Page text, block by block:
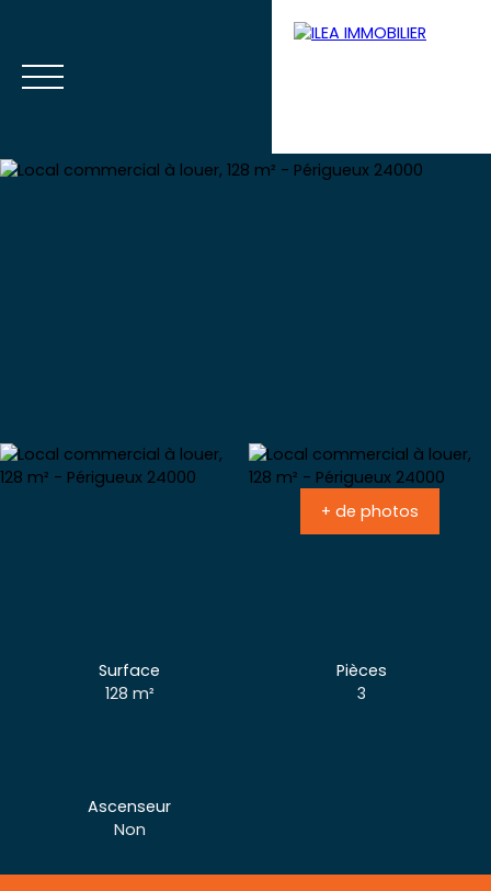
+ de photos
Surface
128 m²
Pièces
3
Ascenseur
Non